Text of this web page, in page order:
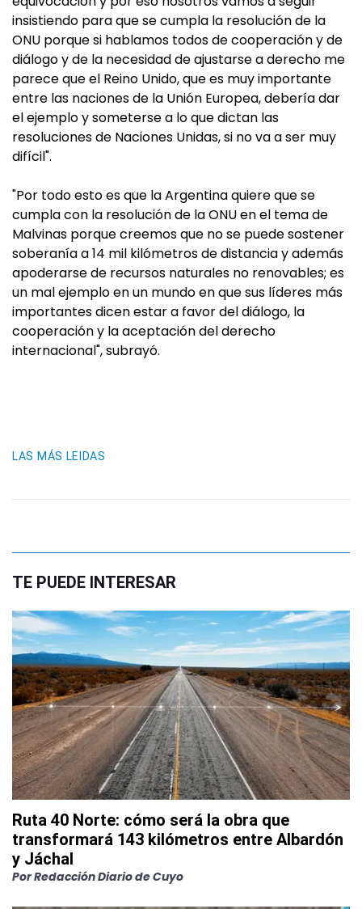
insistiendo para que se cumpla la resolución de la
ONU porque si hablamos todos de cooperación y de
diálogo y de la necesidad de ajustarse a derecho me
parece que el Reino Unido, que es muy importante
entre las naciones de la Unión Europea, debería dar
el ejemplo y someterse a lo que dictan las
resoluciones de Naciones Unidas, si no va a ser muy
difícil".
"Por todo esto es que la Argentina quiere que se
cumpla con la resolución de la ONU en el tema de
Malvinas porque creemos que no se puede sostener
soberanía a 14 mil kilómetros de distancia y además
apoderarse de recursos naturales no renovables; es
un mal ejemplo en un mundo en que sus líderes más
importantes dicen estar a favor del diálogo, la
cooperación y la aceptación del derecho
internacional", subrayó.
LAS MÁS LEIDAS
TE PUEDE INTERESAR
Ruta 40 Norte: cómo será la obra que
transformará 143 kilómetros entre Albardón
y Jáchal
PorRedacción Diario de Cuyo